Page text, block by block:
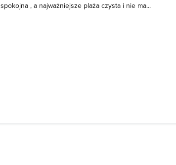
spokojna , a najważniejsze plaża czysta i nie ma...